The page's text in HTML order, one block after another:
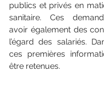
publics et privés en
sanitaire. Ces
avoir également des
l’égard des salariés.
ces premières
être retenues.